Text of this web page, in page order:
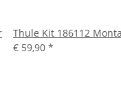
Thule Kit 186112
€ 59,90 *